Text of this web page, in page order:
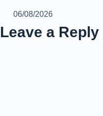
06/08/2026
Leave a Reply